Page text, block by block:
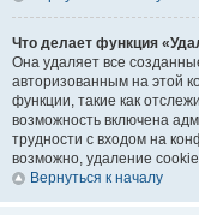
Что делает функция
Она удаляет все
авторизованным на этой
функции, такие как
возможность включена
трудности с входом на
возможно, удаление
Вернуться к началу